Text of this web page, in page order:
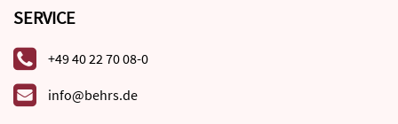
SERVICE
+49 40 22 70 08-0
info@behrs.de